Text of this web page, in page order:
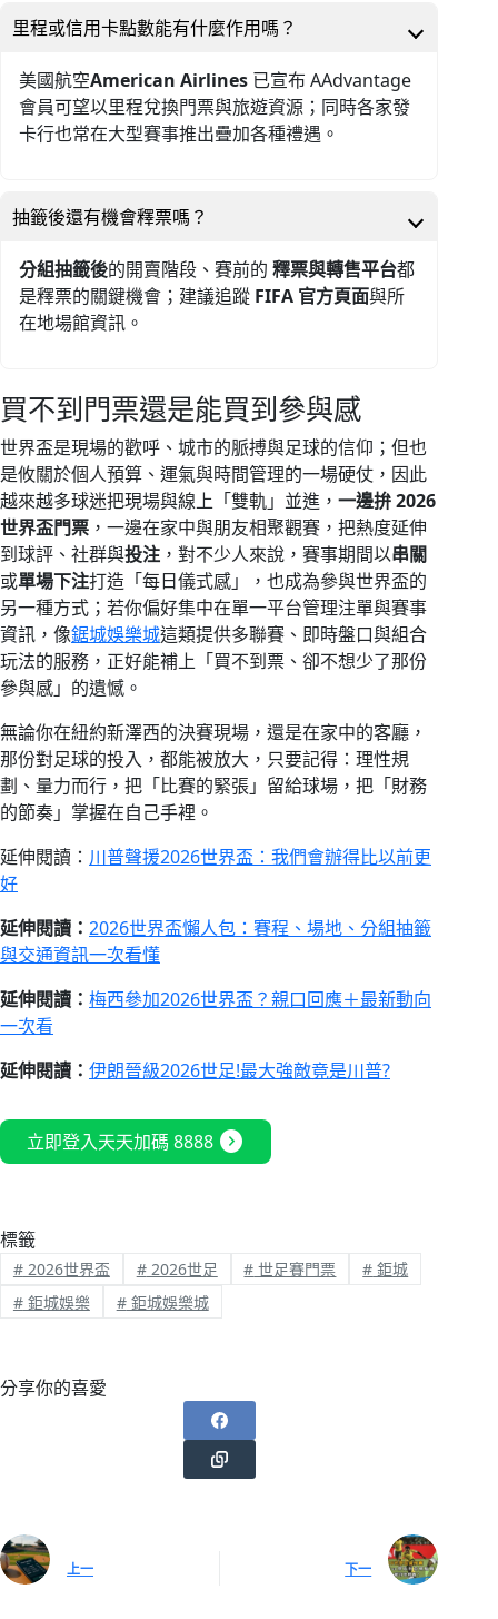
里程或信用卡點數能有什麼作用嗎？
美國航空American Airlines已宣布 AAdvantage
會員可望以里程兌換門票與旅遊資源；同時各家發
卡行也常在大型賽事推出疊加各種禮遇。
抽籤後還有機會釋票嗎？
分組抽籤後的開賣階段、賽前的 釋票與轉售平台都
是釋票的關鍵機會；建議追蹤 FIFA 官方頁面與所
在地場館資訊。
買不到門票還是能買到參與感
世界盃是現場的歡呼、城市的脈搏與足球的信仰；但也
是攸關於個人預算、運氣與時間管理的一場硬仗，因此
越來越多球迷把現場與線上「雙軌」並進， 一邊拚 2026
世界盃門票 ，一邊在家中與朋友相聚觀賽，把熱度延伸
到球評、社群與投注 ，對不少人來說，賽事期間以串關
或單場下注打造「每日儀式感」，也成為參與世界盃的
另一種方式；若你偏好集中在單一平台管理注單與賽事
資訊，像鋸城娛樂城這類提供多聯賽、即時盤口與組合
玩法的服務，正好能補上「買不到票、卻不想少了那份
參與感」的遺憾。
無論你在紐約新澤西的決賽現場，還是在家中的客廳，
那份對足球的投入，都能被放大，只要記得：理性規
劃、量力而行，把「比賽的緊張」留給球場，把「財務
的節奏」掌握在自己手裡。
延伸閱讀： 川普聲援2026世界盃：我們會辦得比以前更
好
延伸閱讀： 2026世界盃懶人包：賽程、場地、分組抽籤
與交通資訊一次看懂
延伸閱讀： 梅西參加2026世界盃？親口回應＋最新動向
一次看
延伸閱讀： 伊朗晉級2026世足!最大強敵竟是川普?
立即登入天天加碼 8888 expand_circle_right
標籤
#2026世界盃 #2026世足 # 世足賽門票 # 鉅城
#鉅城娛樂 #鉅城娛樂城
分享你的喜愛
上一 下一